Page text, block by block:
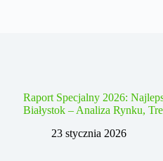
Raport Specjalny 2026:
Białystok – Analiza Rynku,
23 stycznia 2026